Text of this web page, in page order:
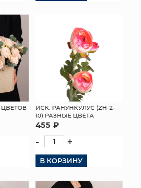
ИСК. РАНУНКУЛУС (ZH-2-
10) РАЗНЫЕ ЦВЕТА
455 ₽
- +
В КОРЗИНУ